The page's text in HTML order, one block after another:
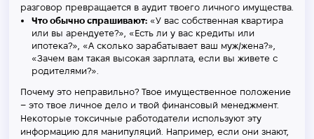
разговор превращается в аудит твоего личного имущества.
Что обычно спрашивают: «У вас собственная квартира
или вы арендуете?», «Есть ли у вас кредиты или
ипотека?», «А сколько зарабатывает ваш муж/жена?»,
«Зачем вам такая высокая зарплата, если вы живете с
родителями?».
Почему это неправильно? Твое имущественное положение
– это твое личное дело и твой финансовый менеджмент.
Некоторые токсичные работодатели используют эту
информацию для манипуляций. Например, если они знают,